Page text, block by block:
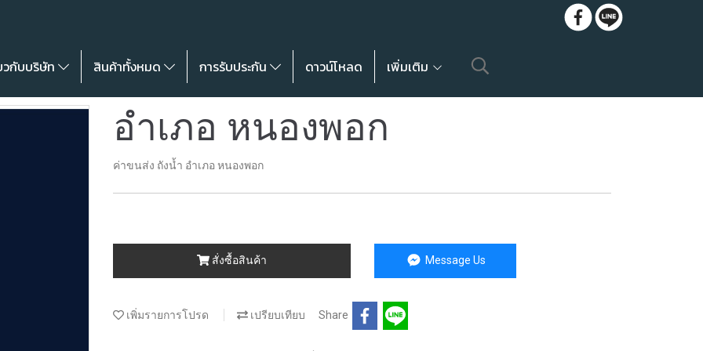
วกับบริษัท สินค้าทั้งหมด การรับประกัน ดาวน์โหลด เพิ่มเติม
อำเภอ หนองพอก
ค่าขนส่ง ถังน้ำ อำเภอ หนองพอก
สั่งซื้อสินค้า Message Us
เพิ่มรายการโปรด เปรียบเทียบ Share